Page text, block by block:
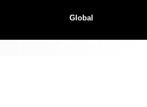
Global